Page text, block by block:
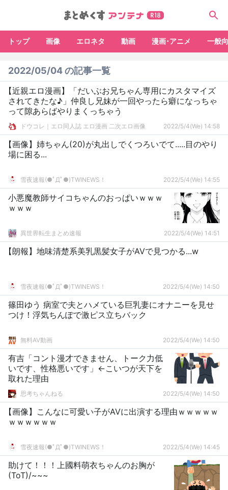
トップ 画像 エロネタ 動画 漫画･アニメ 一般
2022/05/04 の記事一覧
【近親エロ漫画】「だいぶお兄ちゃん専用にカスタマイズ
されてきたな♪」仲良し兄妹が一回やったら癖になっちゃ
って隙あらばやりまくっちゃう
ドウコレ｜エロ同人誌 エロ漫画 二次エロ画像 2022/5/4(We) 14:58
【画像】姉ちゃん(20)が丸出しでくつろいでて.....目のやり
場に困る...
雪夜速報(●ﾟДﾟ●)TWINEWS！ 2022/5/4(We) 14:55
小悪魔教師サイコちゃんのおっぱいｗｗｗ
ｗｗｗ
異世界転生まとめ速報 2022/5/4(We) 14:51
【朗報】地味清楚系美乳黒髪女子がAVで見つかる...w
雪夜速報(●ﾟДﾟ●)TWINEWS！ 2022/5/4(We) 14:50
篠田ゆう 病室で夫とハメている巨乳妻にオナニーを見せ
つけ！浮気ちんぽで激ピス立ちバック
無料AV動画 2022/5/4(We) 14:50
有吉「コント漫才できません、トーク力低
いです、性格悪いです」←こいつが天下を
取れた理由
思考ちゃんねる 2022/5/4(We) 14:50
【画像】こんなに可愛い子がAVに出演する理由ｗｗｗｗｗ
ｗｗｗｗｗｗ
雪夜速報(●ﾟДﾟ●)TWINEWS！ 2022/5/4(We) 14:45
助けて！！！上國料萌衣ちゃんのお胸が
(ToT)/~~~